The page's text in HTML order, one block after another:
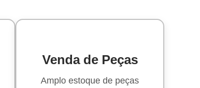
Venda de Peças
Amplo estoque de peças